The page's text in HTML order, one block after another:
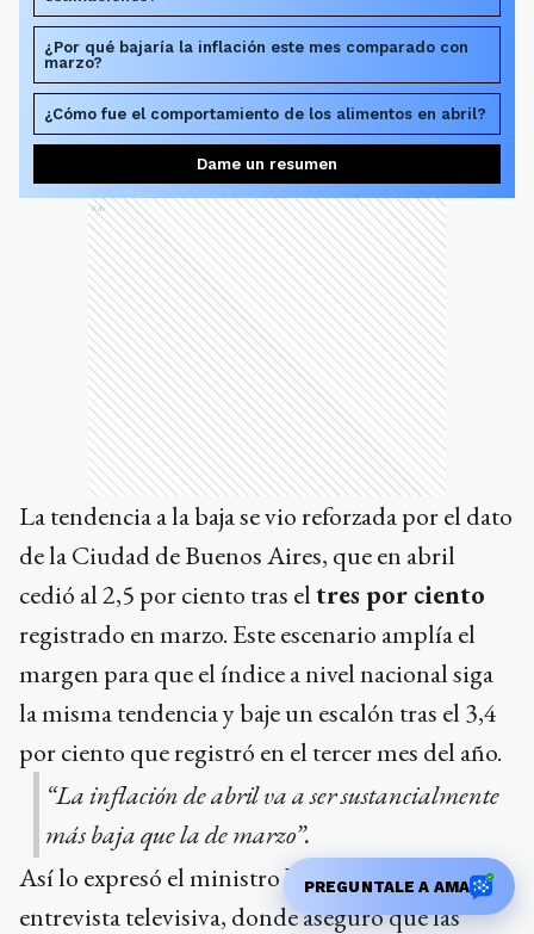
Dame un resumen
Ads
La tendencia a la baja se vio reforzada por el dato
de la Ciudad de Buenos Aires, que en abril
cedió al 2,5 por ciento tras eltres por ciento
registrado en marzo. Este escenario amplía el
margen para que el índice a nivel nacional siga
la misma tendencia y baje un escalón tras el 3,4
por ciento que registró en el tercer mes del año.
“La inflación de abril va a ser sustancialmente
más baja que la de marzo”.
Así lo expresó el ministro Luis Caputoen una
entrevista televisiva, donde aseguró que las
previsiones oficiales sitúan los datos de abril
entre el 2,5 y el 2,8 por ciento. El funcionario
interpretó esta baja como una señal clara del
PREGUNTALE A AMA